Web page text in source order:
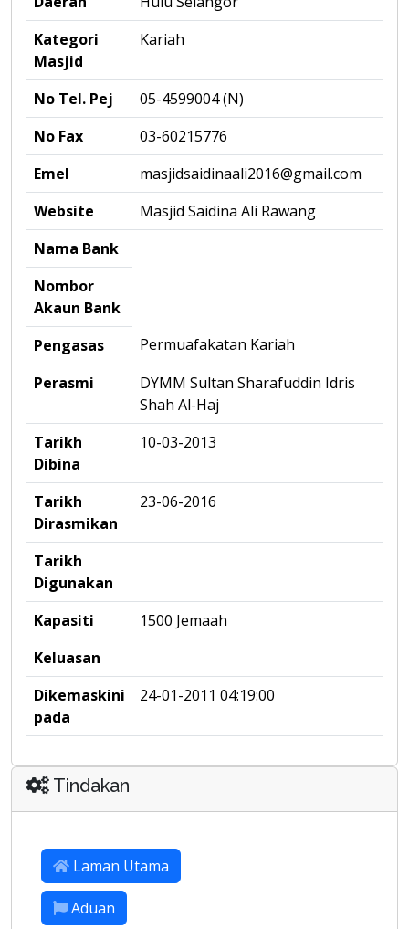
Kategori
Masjid
Kariah
No Tel. Pej
05-4599004 (N)
No Fax
03-60215776
Emel
masjidsaidinaali2016@gmail.com
Website
Masjid Saidina Ali Rawang
Nama Bank
Nombor
Akaun Bank
Pengasas
Permuafakatan Kariah
Perasmi
DYMM Sultan Sharafuddin Idris
Shah Al-Haj
Tarikh
Dibina
10-03-2013
Tarikh
Dirasmikan
23-06-2016
Tarikh
Digunakan
Kapasiti
1500 Jemaah
Keluasan
Dikemaskini
pada
24-01-2011 04:19:00
Tindakan
Laman Utama
Aduan